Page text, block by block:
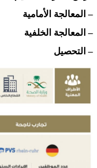
– المعالجة الأمامية
– المعالجة الخلفية
– التحصيل